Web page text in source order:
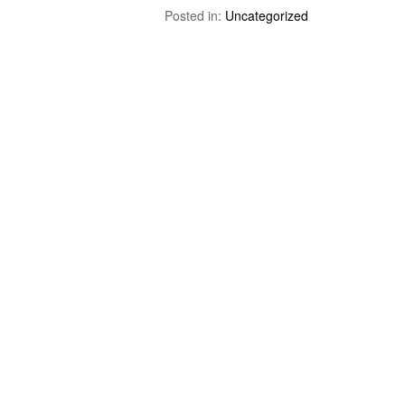
Posted in: Uncategorized